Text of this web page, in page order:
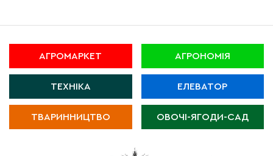
АГРОМАРКЕТ АГРОНОМІЯ
ТЕХНІКА ЕЛЕВАТОР
ТВАРИННИЦТВО ОВОЧІ-ЯГОДИ-САД